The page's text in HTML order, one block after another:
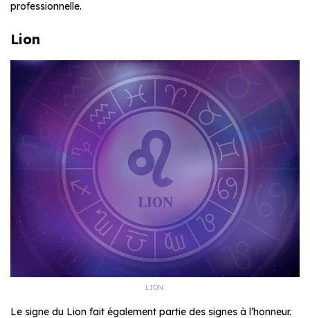
professionnelle.
Lion
LION.
Le signe du Lion fait également partie des signes à l’honneur.